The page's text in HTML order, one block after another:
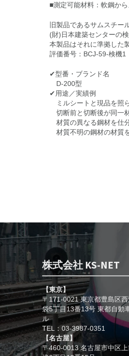
■測定可能材料：軟鋼か
旧製品であるサムスチー
(財)日本建築センターの
本製品はそれに準拠した
評価番号：BCJ-59-検機1
✔型番・ブランド名
D-200型
✔用途／実績例
ミルシートと現品を照
切断前と切断後が同一
材質の異なる鋼材を仕
材質不明の鋼材の材質
株式会社 KS-NET
【東京】
〒171-0021 東京都豊島区
袋5丁目13番13号 東都自動
ル
TEL：03-3987-0351
【名古屋】
〒460-0013 名古屋市中区